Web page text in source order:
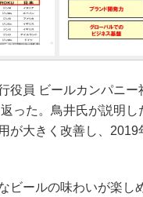
役員 ビールカンパニー
った。鳥井氏が説明し
が大きく改善し、
ールの味わいが楽し